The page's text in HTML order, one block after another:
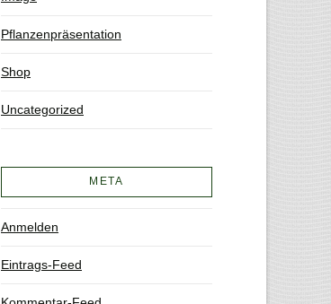
Pflanzenpräsentation
Shop
Uncategorized
META
Anmelden
Eintrags-Feed